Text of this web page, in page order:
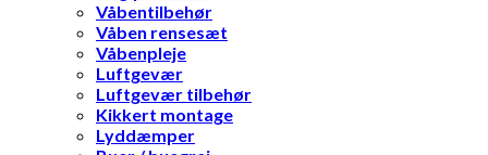
Våbentilbehør
Våben rensesæt
Våbenpleje
Luftgevær
Luftgevær tilbehør
Kikkert montage
Lyddæmper